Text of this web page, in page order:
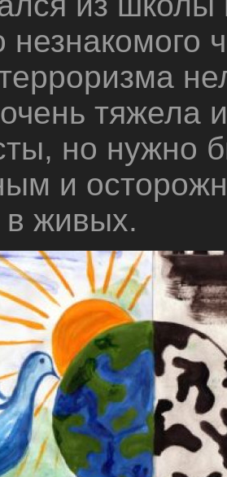
незнакомого
тяжела
но нужно
и
в живых.